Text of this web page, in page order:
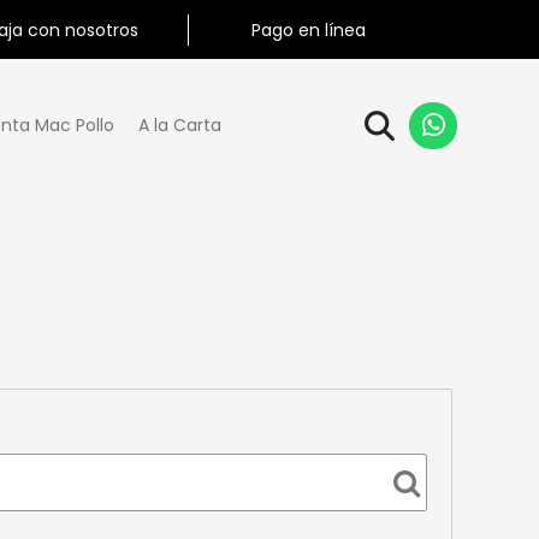
con nosotros Pago en línea
Mac Pollo A la Carta